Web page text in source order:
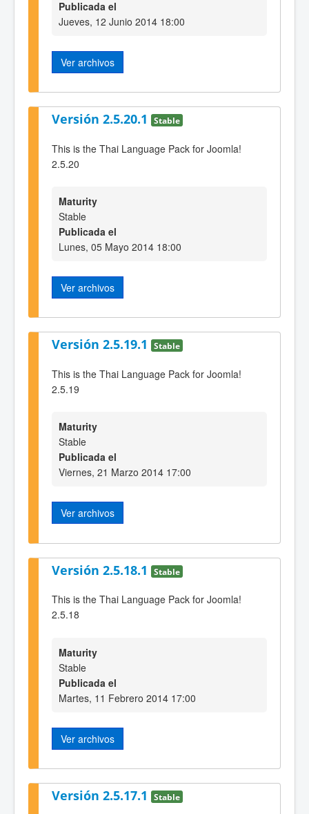
Publicada el
Jueves, 12 Junio 2014 18:00
Ver archivos
Versión 2.5.20.1 Stable
This is the Thai Language Pack for Joomla!
2.5.20
Maturity
Stable
Publicada el
Lunes, 05 Mayo 2014 18:00
Ver archivos
Versión 2.5.19.1 Stable
This is the Thai Language Pack for Joomla!
2.5.19
Maturity
Stable
Publicada el
Viernes, 21 Marzo 2014 17:00
Ver archivos
Versión 2.5.18.1 Stable
This is the Thai Language Pack for Joomla!
2.5.18
Maturity
Stable
Publicada el
Martes, 11 Febrero 2014 17:00
Ver archivos
Versión 2.5.17.1 Stable